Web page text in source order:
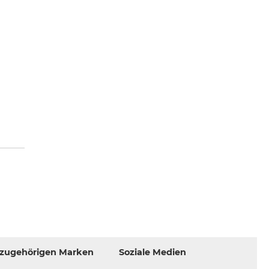
Marken Soziale Medien